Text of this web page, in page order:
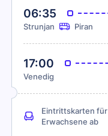
06:35
Strunjan Piran
17:00
Venedig
Eintrittskarten für
Erwachsene ab